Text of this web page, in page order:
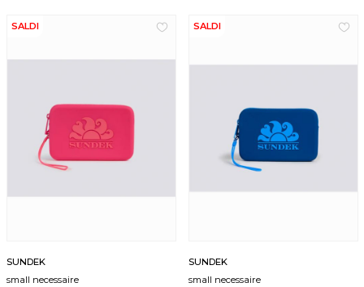
SALDI
SUNDEK
small necessaire
SALDI
SUNDEK
small necessaire